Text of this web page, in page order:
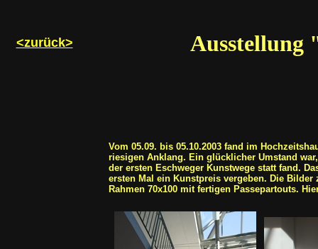
<zurück> Ausstellung
Vom 05.09. bis 05.10.2003 fand im
riesigen Anklang. Ein glücklicher Umstand
der ersten Eschweger Kunstwege statt fand.
ersten Mal ein Kunstpreis vergeben. Die
Rahmen 70x100 mit fertigen Passepartouts.